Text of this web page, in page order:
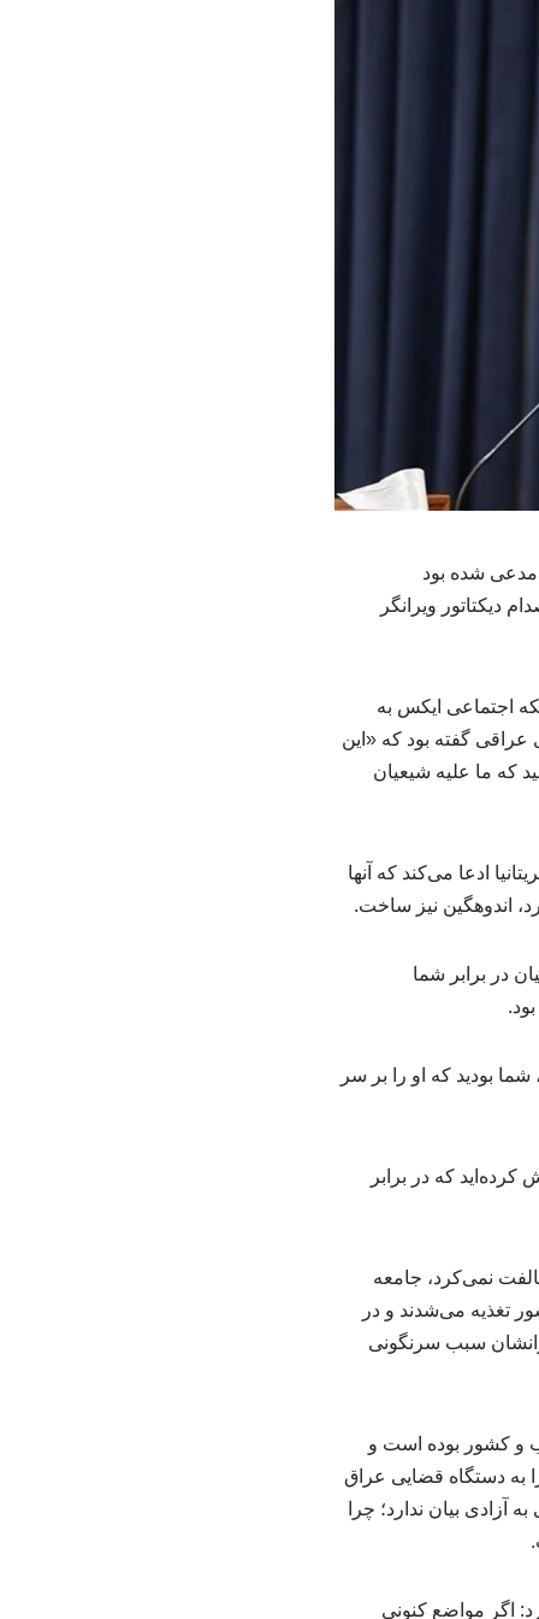
مدعی شده بود
دیکتاتور ویرانگر
اجتماعی ایکس به
گفته بود که «این
که ما علیه شیعیان
ادعا می‌کند که آنها
اندوهگین نیز ساخت.
در برابر شما
بودید که او را بر سر
که در برابر
نمی‌کرد، جامعه
تغذیه می‌شدند و در
سبب سرنگونی
و کشور بوده است و
به دستگاه قضایی عراق
آزادی بیان ندارد؛ چرا
اگر مواضع کنونی